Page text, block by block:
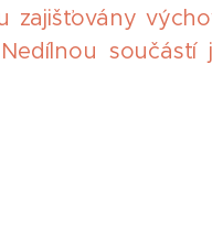
zajišťovány
součástí